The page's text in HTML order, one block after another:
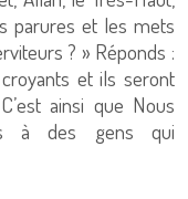
parures et les mets
? » Réponds :
et ils seront
ainsi que Nous
à des gens qui